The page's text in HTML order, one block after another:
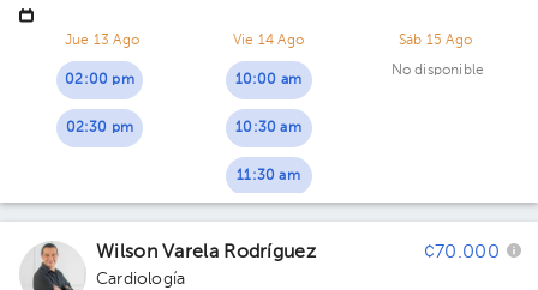
UNIBE. Piso 4
Jue 13 Ago
02:00 pm
02:30 pm
Vie 14 Ago
10:00 am
10:30 am
11:30 am
Sáb 15 Ago
No disponible
Wilson Varela Rodríguez ¢70.000
Cardiología